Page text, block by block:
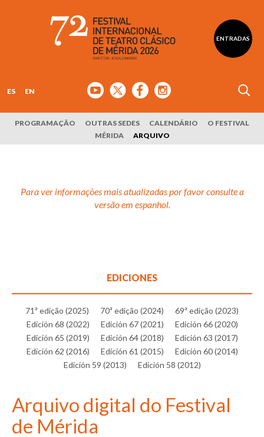
ENTRADAS
ES EN
PROGRAMAÇÃO OUTRAS SEDES CALENDÁRIO
O FESTIVAL
MÉRIDA
ARQUIVO
Para ver informações mais atualizadas por favor consulte a
versão em espanhol.
EDICIONES
71ª edição (2025) 70ª edição (2024)
69ª edição (2023)
Edición 68 (2022)
Edición 67 (2021)
Edición 66 (2020)
Edición 65 (2019)
Edición 64 (2018)
Edición 63 (2017)
Edición 62 (2016)
Edición 61 (2015)
Edición 60 (2014)
Edición 59 (2013)
Edición 58 (2012)
Arquivo digital do Festival
de Mérida